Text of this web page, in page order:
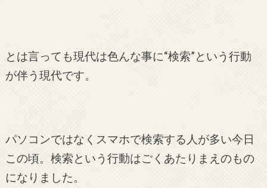
とは言っても現代は色んな事に“検索”という行動
が伴う現代です。
パソコンではなくスマホで検索する人が多い今日
この頃。検索という行動はごくあたりまえのもの
になりました。